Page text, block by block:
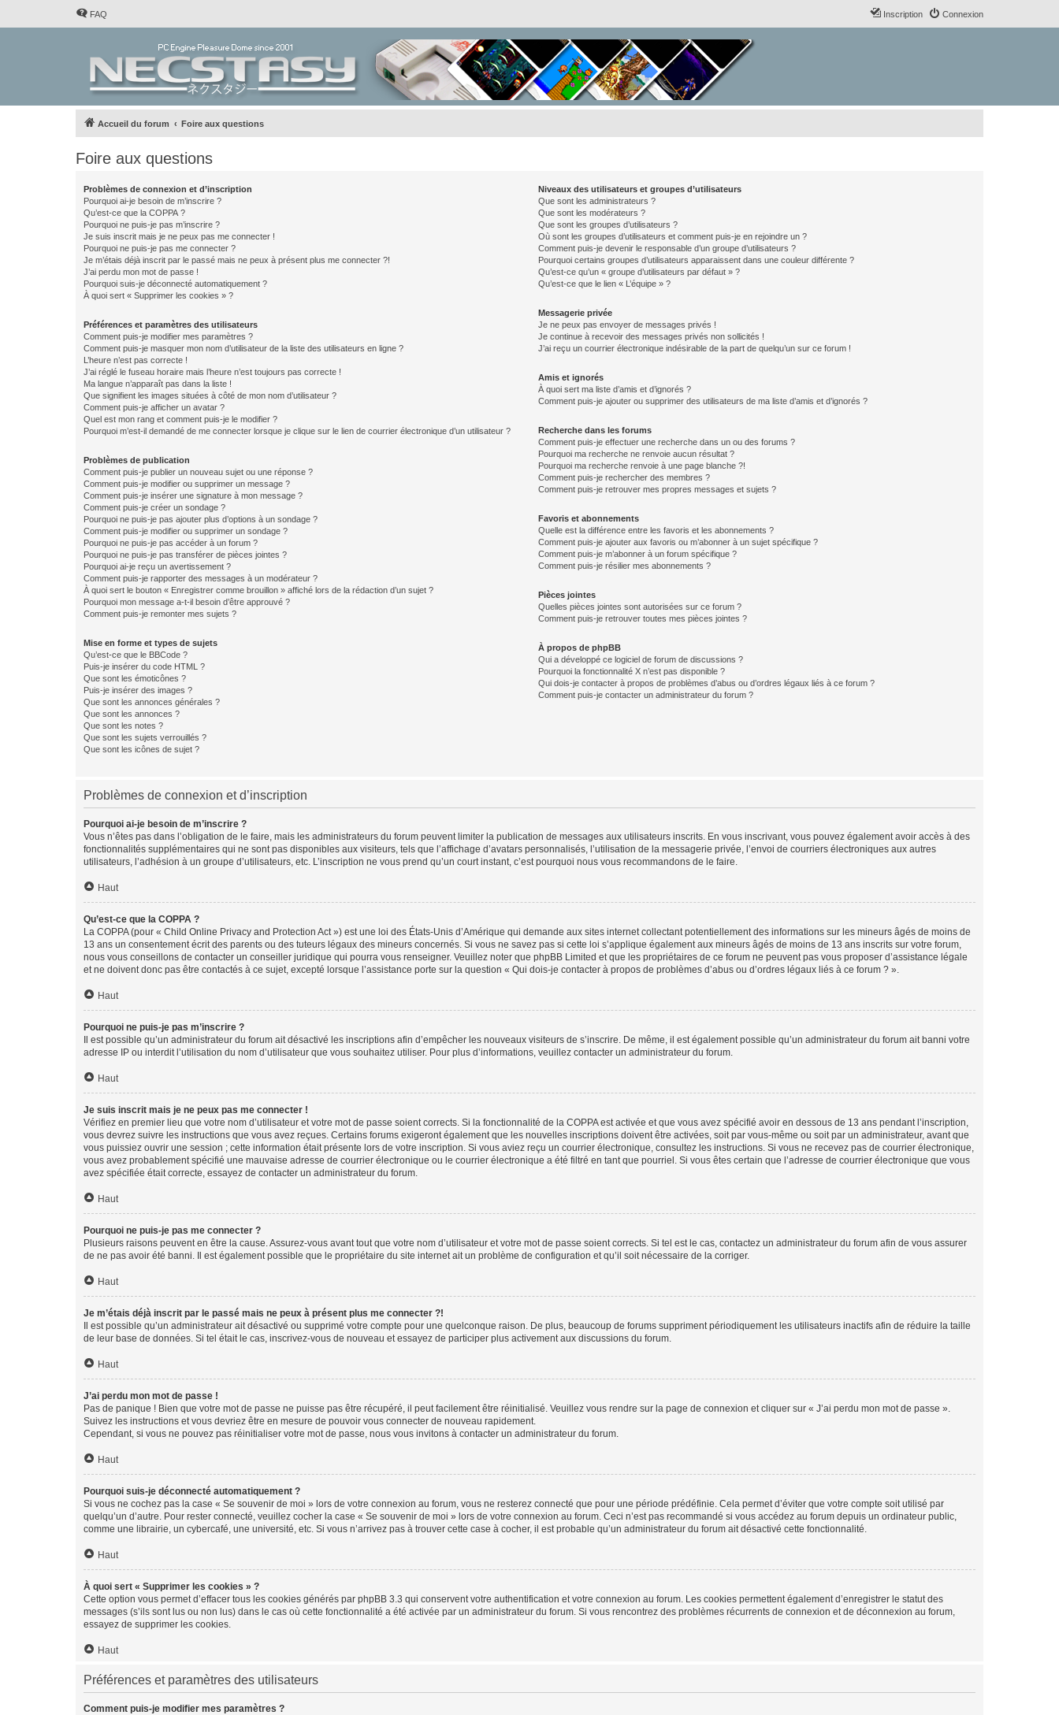
FAQ Connexion
Inscription
Accueil du forum Foire aux questions
Foire aux questions
Problèmes de connexion et d’inscription
Pourquoi ai-je besoin de m’inscrire ?
Qu’est-ce que la COPPA ?
Pourquoi ne puis-je pas m’inscrire ?
Je suis inscrit mais je ne peux pas me connecter !
Pourquoi ne puis-je pas me connecter ?
Je m’étais déjà inscrit par le passé mais ne peux à présent plus me connecter ?!
J’ai perdu mon mot de passe !
Pourquoi suis-je déconnecté automatiquement ?
À quoi sert « Supprimer les cookies » ?
Préférences et paramètres des utilisateurs
Comment puis-je modifier mes paramètres ?
Comment puis-je masquer mon nom d’utilisateur de la liste des utilisateurs en ligne ?
L’heure n’est pas correcte !
J’ai réglé le fuseau horaire mais l’heure n’est toujours pas correcte !
Ma langue n’apparaît pas dans la liste !
Que signifient les images situées à côté de mon nom d’utilisateur ?
Comment puis-je afficher un avatar ?
Quel est mon rang et comment puis-je le modifier ?
Pourquoi m’est-il demandé de me connecter lorsque je clique sur le lien de courrier électronique d’un utilisateur ?
Problèmes de publication
Comment puis-je publier un nouveau sujet ou une réponse ?
Comment puis-je modifier ou supprimer un message ?
Comment puis-je insérer une signature à mon message ?
Comment puis-je créer un sondage ?
Pourquoi ne puis-je pas ajouter plus d’options à un sondage ?
Comment puis-je modifier ou supprimer un sondage ?
Pourquoi ne puis-je pas accéder à un forum ?
Pourquoi ne puis-je pas transférer de pièces jointes ?
Pourquoi ai-je reçu un avertissement ?
Comment puis-je rapporter des messages à un modérateur ?
À quoi sert le bouton « Enregistrer comme brouillon » affiché lors de la rédaction d’un sujet ?
Pourquoi mon message a-t-il besoin d’être approuvé ?
Comment puis-je remonter mes sujets ?
Mise en forme et types de sujets
Qu’est-ce que le BBCode ?
Puis-je insérer du code HTML ?
Que sont les émoticônes ?
Puis-je insérer des images ?
Que sont les annonces générales ?
Que sont les annonces ?
Que sont les notes ?
Que sont les sujets verrouillés ?
Que sont les icônes de sujet ?
Niveaux des utilisateurs et groupes d’utilisateurs
Que sont les administrateurs ?
Que sont les modérateurs ?
Que sont les groupes d’utilisateurs ?
Où sont les groupes d’utilisateurs et comment puis-je en rejoindre un ?
Comment puis-je devenir le responsable d’un groupe d’utilisateurs ?
Pourquoi certains groupes d’utilisateurs apparaissent dans une couleur différente ?
Qu’est-ce qu’un « groupe d’utilisateurs par défaut » ?
Qu’est-ce que le lien « L’équipe » ?
Messagerie privée
Je ne peux pas envoyer de messages privés !
Je continue à recevoir des messages privés non sollicités !
J’ai reçu un courrier électronique indésirable de la part de quelqu’un sur ce forum !
Amis et ignorés
À quoi sert ma liste d’amis et d’ignorés ?
Comment puis-je ajouter ou supprimer des utilisateurs de ma liste d’amis et d’ignorés ?
Recherche dans les forums
Comment puis-je effectuer une recherche dans un ou des forums ?
Pourquoi ma recherche ne renvoie aucun résultat ?
Pourquoi ma recherche renvoie à une page blanche ?!
Comment puis-je rechercher des membres ?
Comment puis-je retrouver mes propres messages et sujets ?
Favoris et abonnements
Quelle est la différence entre les favoris et les abonnements ?
Comment puis-je ajouter aux favoris ou m’abonner à un sujet spécifique ?
Comment puis-je m’abonner à un forum spécifique ?
Comment puis-je résilier mes abonnements ?
Pièces jointes
Quelles pièces jointes sont autorisées sur ce forum ?
Comment puis-je retrouver toutes mes pièces jointes ?
À propos de phpBB
Qui a développé ce logiciel de forum de discussions ?
Pourquoi la fonctionnalité X n’est pas disponible ?
Qui dois-je contacter à propos de problèmes d’abus ou d’ordres légaux liés à ce forum ?
Comment puis-je contacter un administrateur du forum ?
Problèmes de connexion et d’inscription
Pourquoi ai-je besoin de m’inscrire ?
Vous n’êtes pas dans l’obligation de le faire, mais les administrateurs du forum peuvent limiter la publication de messages aux utilisateurs inscrits. En vous inscrivant, vous pouvez également avoir accès à des
fonctionnalités supplémentaires qui ne sont pas disponibles aux visiteurs, tels que l’affichage d’avatars personnalisés, l’utilisation de la messagerie privée, l’envoi de courriers électroniques aux autres
utilisateurs, l’adhésion à un groupe d’utilisateurs, etc. L’inscription ne vous prend qu’un court instant, c’est pourquoi nous vous recommandons de le faire.
Haut
Qu’est-ce que la COPPA ?
La COPPA (pour « Child Online Privacy and Protection Act ») est une loi des États-Unis d’Amérique qui demande aux sites internet collectant potentiellement des informations sur les mineurs âgés de moins de
13 ans un consentement écrit des parents ou des tuteurs légaux des mineurs concernés. Si vous ne savez pas si cette loi s’applique également aux mineurs âgés de moins de 13 ans inscrits sur votre forum,
nous vous conseillons de contacter un conseiller juridique qui pourra vous renseigner. Veuillez noter que phpBB Limited et que les propriétaires de ce forum ne peuvent pas vous proposer d’assistance légale
et ne doivent donc pas être contactés à ce sujet, excepté lorsque l’assistance porte sur la question « Qui dois-je contacter à propos de problèmes d’abus ou d’ordres légaux liés à ce forum ? ».
Haut
Pourquoi ne puis-je pas m’inscrire ?
Il est possible qu’un administrateur du forum ait désactivé les inscriptions afin d’empêcher les nouveaux visiteurs de s’inscrire. De même, il est également possible qu’un administrateur du forum ait banni votre
adresse IP ou interdit l’utilisation du nom d’utilisateur que vous souhaitez utiliser. Pour plus d’informations, veuillez contacter un administrateur du forum.
Haut
Je suis inscrit mais je ne peux pas me connecter !
Vérifiez en premier lieu que votre nom d’utilisateur et votre mot de passe soient corrects. Si la fonctionnalité de la COPPA est activée et que vous avez spécifié avoir en dessous de 13 ans pendant l’inscription,
vous devrez suivre les instructions que vous avez reçues. Certains forums exigeront également que les nouvelles inscriptions doivent être activées, soit par vous-même ou soit par un administrateur, avant que
vous puissiez ouvrir une session ; cette information était présente lors de votre inscription. Si vous aviez reçu un courrier électronique, consultez les instructions. Si vous ne recevez pas de courrier électronique,
vous avez probablement spécifié une mauvaise adresse de courrier électronique ou le courrier électronique a été filtré en tant que pourriel. Si vous êtes certain que l’adresse de courrier électronique que vous
avez spécifiée était correcte, essayez de contacter un administrateur du forum.
Haut
Pourquoi ne puis-je pas me connecter ?
Plusieurs raisons peuvent en être la cause. Assurez-vous avant tout que votre nom d’utilisateur et votre mot de passe soient corrects. Si tel est le cas, contactez un administrateur du forum afin de vous assurer
de ne pas avoir été banni. Il est également possible que le propriétaire du site internet ait un problème de configuration et qu’il soit nécessaire de la corriger.
Haut
Je m’étais déjà inscrit par le passé mais ne peux à présent plus me connecter ?!
Il est possible qu’un administrateur ait désactivé ou supprimé votre compte pour une quelconque raison. De plus, beaucoup de forums suppriment périodiquement les utilisateurs inactifs afin de réduire la taille
de leur base de données. Si tel était le cas, inscrivez-vous de nouveau et essayez de participer plus activement aux discussions du forum.
Haut
J’ai perdu mon mot de passe !
Pas de panique ! Bien que votre mot de passe ne puisse pas être récupéré, il peut facilement être réinitialisé. Veuillez vous rendre sur la page de connexion et cliquer sur « J’ai perdu mon mot de passe ».
Suivez les instructions et vous devriez être en mesure de pouvoir vous connecter de nouveau rapidement.
Cependant, si vous ne pouvez pas réinitialiser votre mot de passe, nous vous invitons à contacter un administrateur du forum.
Haut
Pourquoi suis-je déconnecté automatiquement ?
Si vous ne cochez pas la case « Se souvenir de moi » lors de votre connexion au forum, vous ne resterez connecté que pour une période prédéfinie. Cela permet d’éviter que votre compte soit utilisé par
quelqu’un d’autre. Pour rester connecté, veuillez cocher la case « Se souvenir de moi » lors de votre connexion au forum. Ceci n’est pas recommandé si vous accédez au forum depuis un ordinateur public,
comme une librairie, un cybercafé, une université, etc. Si vous n’arrivez pas à trouver cette case à cocher, il est probable qu’un administrateur du forum ait désactivé cette fonctionnalité.
Haut
À quoi sert « Supprimer les cookies » ?
Cette option vous permet d’effacer tous les cookies générés par phpBB 3.3 qui conservent votre authentification et votre connexion au forum. Les cookies permettent également d’enregistrer le statut des
messages (s’ils sont lus ou non lus) dans le cas où cette fonctionnalité a été activée par un administrateur du forum. Si vous rencontrez des problèmes récurrents de connexion et de déconnexion au forum,
essayez de supprimer les cookies.
Haut
Préférences et paramètres des utilisateurs
Comment puis-je modifier mes paramètres ?